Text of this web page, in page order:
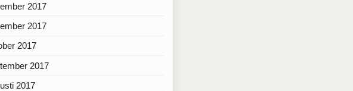
2017
2017
2017
2017
2017